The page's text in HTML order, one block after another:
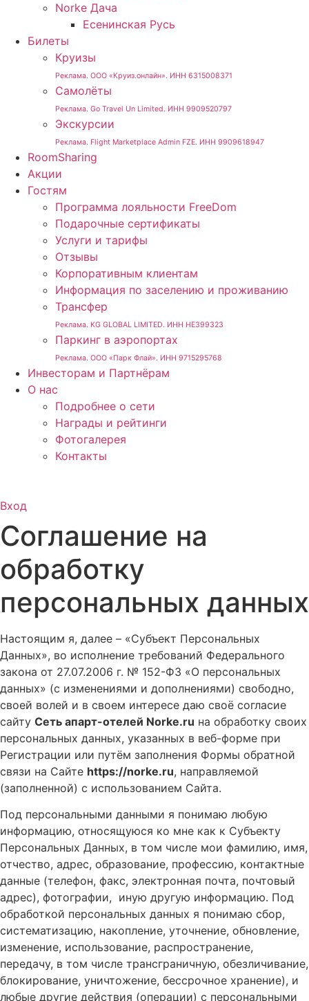
Norke Дача
Есенинская Русь
Билеты
Круизы
Реклама. ООО «Круиз.онлайн». ИНН 6315008371
Самолёты
Реклама. Go Travel Un Limited. ИНН 9909520797
Экскурсии
Реклама. Flight Marketplace Admin FZE. ИНН 9909618947
RoomSharing
Акции
Гостям
Программа лояльности FreeDom
Подарочные сертификаты
Услуги и тарифы
Отзывы
Корпоративным клиентам
Информация по заселению и проживанию
Трансфер
Реклама. KG GLOBAL LIMITED. ИНН HE399323
Паркинг в аэропортах
Реклама. ООО «Парк Флай». ИНН 9715295768
Инвесторам и Партнёрам
О нас
Подробнее о сети
Награды и рейтинги
Фотогалерея
Контакты
Вход
Соглашение на
обработку
персональных данных
Настоящим я, далее – «Субъект Персональных
Данных», во исполнение требований Федерального
закона от 27.07.2006 г. № 152-ФЗ «О персональных
данных» (с изменениями и дополнениями) свободно,
своей волей и в своем интересе даю своё согласие
сайту Сеть апарт-отелей Norke.ru на обработку своих
персональных данных, указанных в веб-форме при
Регистрации или путём заполнения Формы обратной
связи на Сайте https://norke.ru, направляемой
(заполненной) с использованием Сайта.
Под персональными данными я понимаю любую
информацию, относящуюся ко мне как к Субъекту
Персональных Данных, в том числе мои фамилию, имя,
отчество, адрес, образование, профессию, контактные
данные (телефон, факс, электронная почта, почтовый
адрес), фотографии, иную другую информацию. Под
обработкой персональных данных я понимаю сбор,
систематизацию, накопление, уточнение, обновление,
изменение, использование, распространение,
передачу, в том числе трансграничную, обезличивание,
блокирование, уничтожение, бессрочное хранение), и
любые другие действия (операции) с персональными